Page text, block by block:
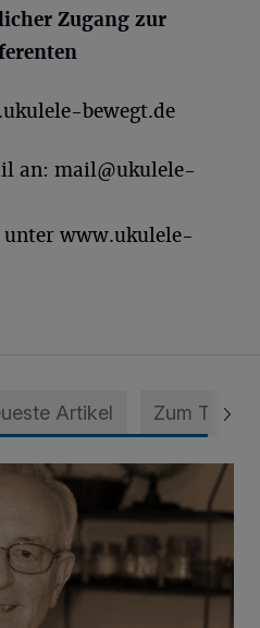
Zugang zur
bewegt.de
an: mail@ukulele-
unter www.ukulele-
Artikel Zum Thema